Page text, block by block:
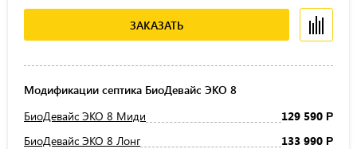
ЗАКАЗАТЬ
Модификации септика БиоДевайс ЭКО 8
БиоДевайс ЭКО 8 Миди
129 590 Р
БиоДевайс ЭКО 8 Лонг 133 990 Р